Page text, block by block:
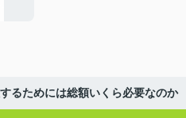
るためには総額いくら必要なのか